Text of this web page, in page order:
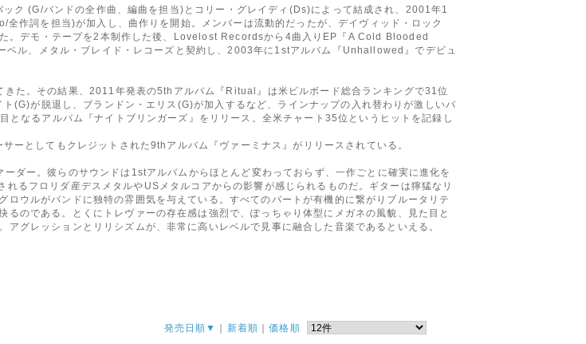
ク (G/バンドの全作曲、編曲を担当)とコリー・グレイディ(Ds)によって結成され、2001年1
作詞を担当)が加入し、曲作りを開始。メンバーは流動的だったが、デイヴィッド・ロック
。デモ・テープを2本制作した後、Lovelost Recordsから4曲入りEP『A Cold Blooded
ル、メタル・ブレイド・レコーズと契約し、2003年に1stアルバム『Unhallowed』でデビュ
た。その結果、2011年発表の5thアルバム『Ritual』は米ビルボード総合ランキングで31位
(G)が脱退し、ブランドン・エリス(G)が加入するなど、ラインナップの入れ替わりが激しいバ
なるアルバム『ナイトブリンガーズ』をリリース。全米チャート35位というヒットを記録し
ーとしてもクレジットされた9thアルバム『ヴァーミナス』がリリースされている。
ダー。彼らのサウンドは1stアルバムからほとんど変わっておらず、一作ごとに確実に進化を
るフロリダ産デスメタルやUSメタルコアからの影響が感じられるものだ。ギターは獰猛なリ
ウルがバンドに独特の雰囲気を与えている。すべてのパートが有機的に繋がりブルータリテ
のである。とくにトレヴァーの存在感は強烈で、ぽっちゃり体型にメガネの風貌、見た目と
グレッションとリリシズムが、非常に高いレベルで見事に融合した音楽であるといえる。
発売日順▼ ｜ 新着順 ｜価格順